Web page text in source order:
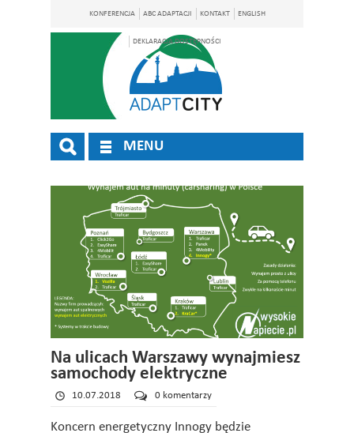
KONFERENCJA ABC ADAPTACJI KONTAKT ENGLISH
DEKLARACJA DOSTĘPNOŚCI
MENU
Na ulicach Warszawy wynajmiesz
samochody elektryczne
10.07.2018 0 komentarzy
Koncern energetyczny Innogy będzie